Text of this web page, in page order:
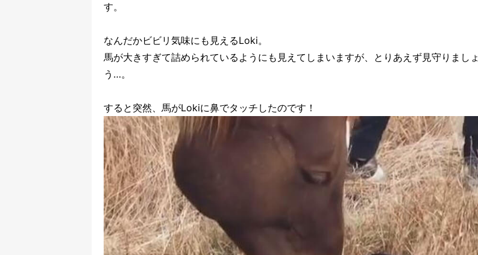
す。
なんだかビビリ気味にも見えるLoki。
馬が大きすぎて詰められているようにも見えてしまいますが、とりあえず見守りましょ
う…。
すると突然、馬がLokiに鼻でタッチしたのです！